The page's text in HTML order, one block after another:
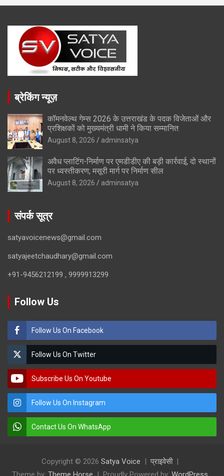
ब्रेकिंग न्यूज़
कॉमनवेल्थ गेम्स 2026 के उत्तराखंड के पदक विजेताओं और
प्रशिक्षकों को मुख्यमंत्री धामी ने किया सम्मानित
August 8, 2026 adminsatya
अवैध प्लाटिंग-निर्माण पर एमडीडीए की बड़ी कार्रवाई, दो स्थानों
पर ध्वस्तीकरण; मसूरी मार्ग पर निर्माण सील
August 8, 2026 adminsatya
संपर्क सूत्र
satyavoicenews@gmail.com
satyajeetchaudhary@gmail.com
+91-9456212199 , 9999913299
Follow Us
Follow Us On Facebook
Follow Us On Twitter
Subscribe Us On Youtube
Follow Us On Instagram
Contact Us On WhatsApp
Copyright © 2026 Satya Voice
प्राइवेसी